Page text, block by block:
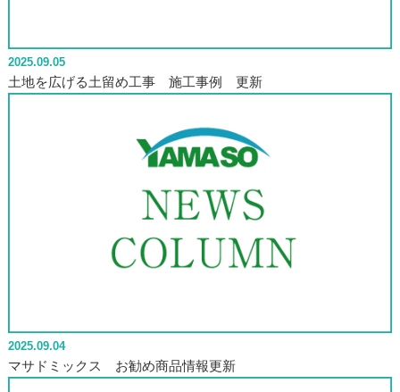
2025.09.05
土地を広げる土留め工事 施工事例 更新
2025.09.04
マサドミックス お勧め商品情報更新